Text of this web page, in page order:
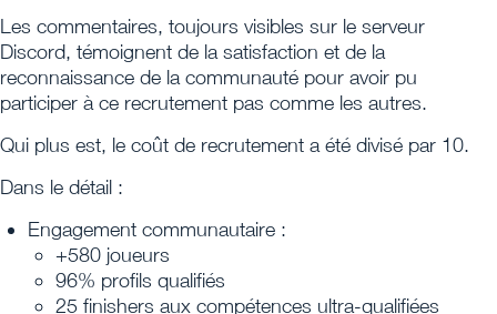
Les commentaires, toujours visibles sur le serveur
Discord, témoignent de la satisfaction et de la
reconnaissance de la communauté pour avoir pu
participer à ce recrutement pas comme les autres.
Qui plus est, le coût de recrutement a été divisé par 10.
Dans le détail :
Engagement communautaire :
+580 joueurs
96% profils qualifiés
25 finishers aux compétences ultra-qualifiées